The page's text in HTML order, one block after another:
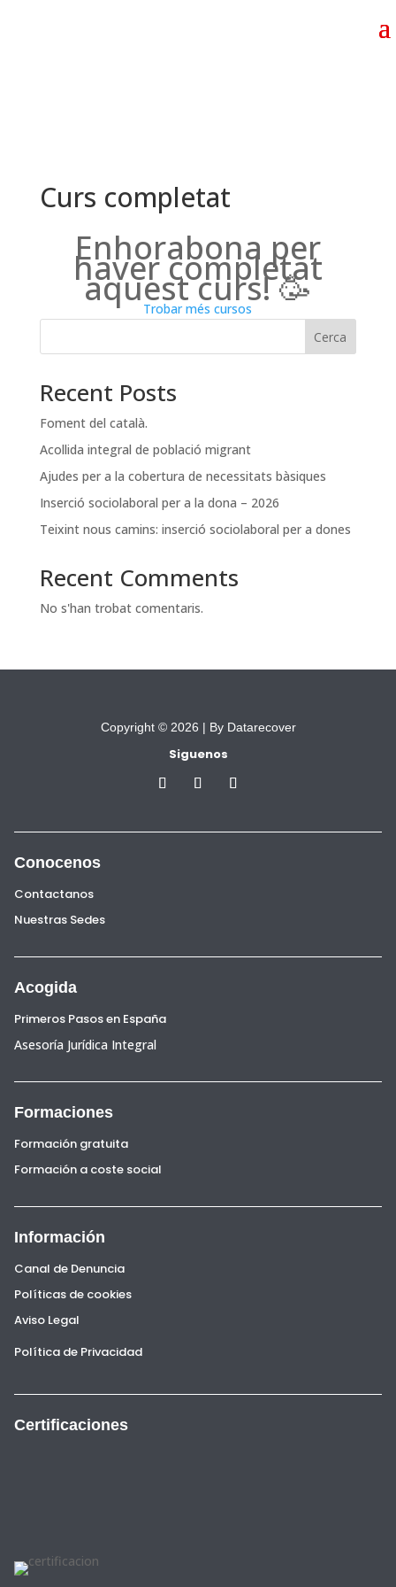
Curs completat
Enhorabona per
haver completat
aquest curs! 🥳
Trobar més cursos
Cerca
Recent Posts
Foment del català.
Acollida integral de població migrant
Ajudes per a la cobertura de necessitats bàsiques
Inserció sociolaboral per a la dona – 2026
Teixint nous camins: inserció sociolaboral per a dones
Recent Comments
No s'han trobat comentaris.
Copyright © 2026 | By Datarecover
Siguenos
Conocenos
Contactanos
Nuestras Sedes
Acogida
Primeros Pasos en España
Asesoría Jurídica Integral
Formaciones
Formación gratuita
Formación a coste social
Información
Canal de Denuncia
Políticas de cookies
Aviso Legal
Política de Privacidad
Certificaciones